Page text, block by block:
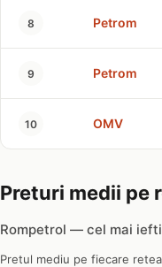
8 Petrom
9 Petrom
10 OMV
Preturi medii pe
Rompetrol — cel mai
Pretul mediu pe fiecare